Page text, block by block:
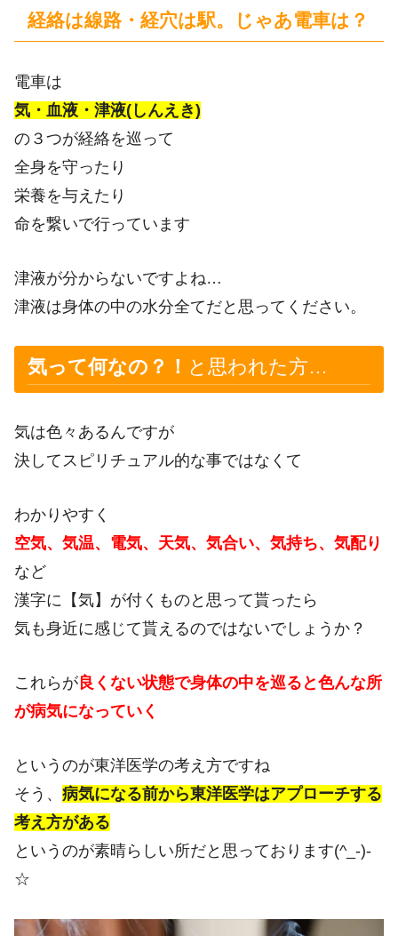
経絡は線路・経穴は駅。じゃあ電車は？
電車は
気・血液・津液(しんえき)
の３つが経絡を巡って
全身を守ったり
栄養を与えたり
命を繋いで行っています
津液が分からないですよね…
津液は身体の中の水分全てだと思ってください。
気って何なの？！ と思われた方…
気は色々あるんですが
決してスピリチュアル的な事ではなくて
わかりやすく
空気、気温、電気、天気、気合い、気持ち、気配り
など
漢字に【気】が付くものと思って貰ったら
気も身近に感じて貰えるのではないでしょうか？
これらが良くない状態で身体の中を巡ると色んな所
が病気になっていく
というのが東洋医学の考え方ですね
そう、 病気になる前から東洋医学はアプローチする
考え方がある
というのが素晴らしい所だと思っております(^_-)-
☆